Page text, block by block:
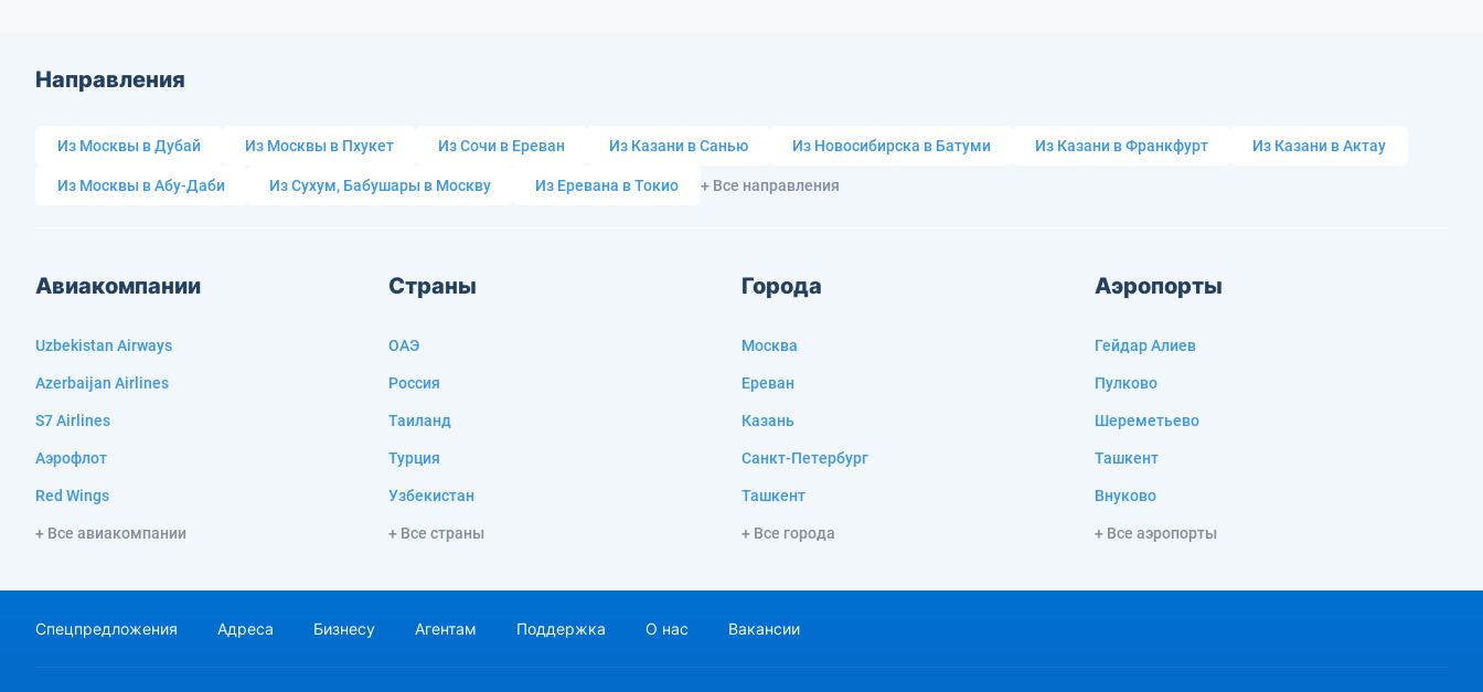
Направления
Из Москвы в Дубай Из Москвы в Пхукет Из Сочи в Ереван Из Казани в Санью Из Новосибирска в Батуми Из Казани в Франкфурт Из Казани в Актау
Из Москвы в Абу-Даби Из Сухум, Бабушары в Москву Из Еревана в Токио + Все направления
Авиакомпании
Uzbekistan Airways
Azerbaijan Airlines
S7 Airlines
Аэрофлот
Red Wings
+ Все авиакомпании
Страны
ОАЭ
Россия
Таиланд
Турция
Узбекистан
+ Все страны
Города
Москва
Ереван
Казань
Санкт-Петербург
Ташкент
+ Все города
Аэропорты
Гейдар Алиев
Пулково
Шереметьево
Ташкент
Внуково
+ Все аэропорты
Спецпредложения Адреса Бизнесу Агентам Поддержка О нас Вакансии